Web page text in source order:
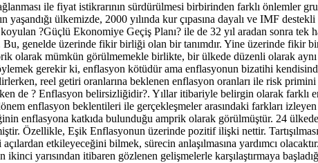
ile fiyat istikrarının sürdürülmesi birbirinden farklı önlemler
ülkemizde, 2000 yılında kur çıpasına dayalı ve IMF
?Güçlü Ekonomiye Geçiş Planı? ile de 32 yıl aradan sonra tek
genelde üzerinde fikir birliği olan bir tanımdır. Yine üzerinde fikir
mümkün görülmemekle birlikte, bir ülkede düzenli olarak aynı
gerekir ki, enflasyon kötüdür ama enflasyonun bizatihi
reel getiri oranlarına beklenen enflasyon oranları ile risk
de ? Enflasyon belirsizliğidir?. Yıllar itibariyle belirgin olarak farklı
enflasyon beklentileri ile gerçekleşmeler arasındaki farkları
enflasyona katkıda bulunduğu amprik olarak görülmüştür. 24
Özellikle, Eşik Enflasyonun üzerinde pozitif ilişki nettir.
etkileyeceğini bilmek, sürecin anlaşılmasına yardımcı
yarısından itibaren gözlenen gelişmelerle karşılaştırmaya